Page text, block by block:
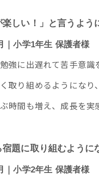
楽しい！」と言うよう
｜小学1年生 保護者様
勉強に出遅れて苦手意
取り組めるようになり
時間も増え、成長を実
宿題に取り組むように
｜小学2年生 保護者様